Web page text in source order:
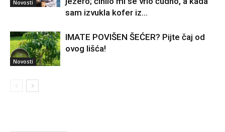
Novosti
sam izvukla kofer iz...
Novosti
IMATE POVIŠEN ŠEĆER? Pijte čaj od
ovog lišća!